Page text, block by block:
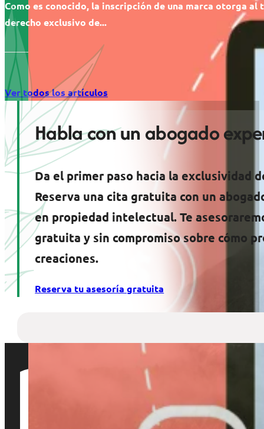
Como es conocido, la inscripción de una marca otorga al
derecho exclusivo de...
Ver todos los artículos
Habla con un abogado
Da el primer paso hacia la exclusividad
Reserva una cita gratuita con un
en propiedad intelectual. Te
gratuita y sin compromiso sobre cómo
creaciones.
Reserva tu asesoría gratuita